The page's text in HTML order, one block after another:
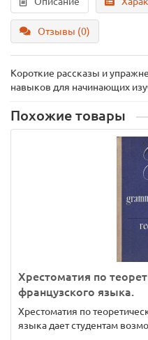
Отзывы (0)
Короткие рассказы и
навыков для начинающих
Похожие товары
Хрестоматия по
французского языка.
Хрестоматия по
языка дает студентам